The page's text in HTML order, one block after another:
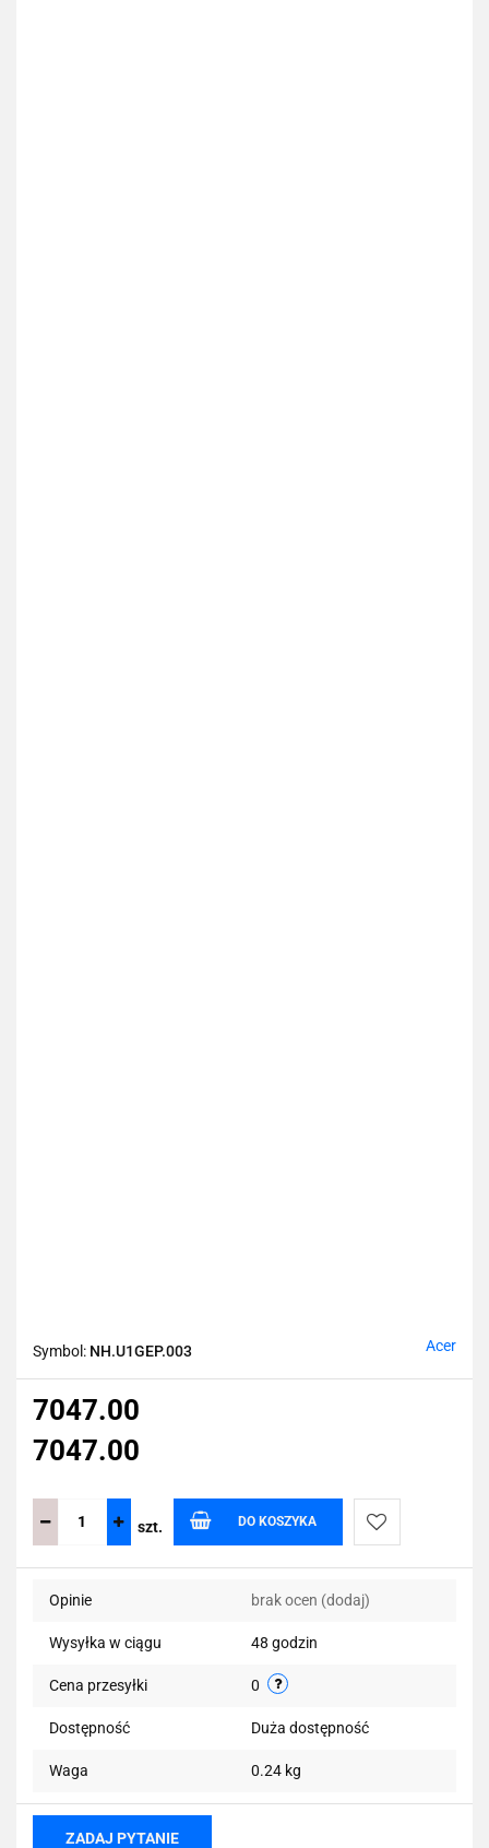
Symbol: NH.U1GEP.003 Acer
7047.00
7047.00
szt. DO KOSZYKA
Do
Opinie brak ocen (dodaj)
Wysyłka w ciągu 48 godzin
Cena przesyłki 0
Dostępność Duża dostępność
Waga 0.24 kg
ZADAJ PYTANIE